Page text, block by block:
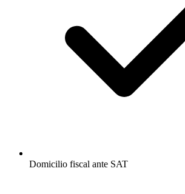
Domicilio fiscal ante SAT